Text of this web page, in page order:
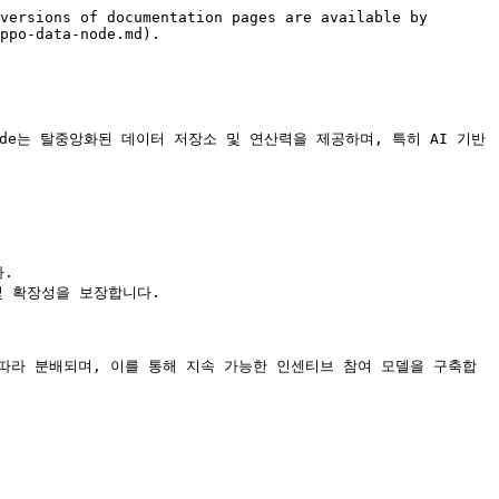
of documentation pages are available by
data-node.md).
는 탈중앙화된 데이터 저장소 및 연산력을 제공하며, 특히 AI 기반
.
장성을 보장합니다.
분배되며, 이를 통해 지속 가능한 인센티브 참여 모델을 구축합